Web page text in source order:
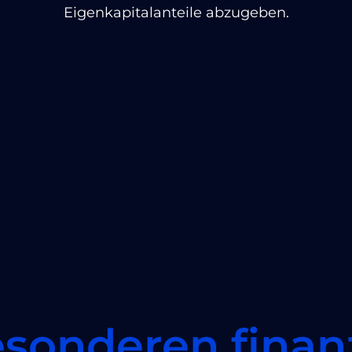
Eigenkapitalanteile abzugeben.